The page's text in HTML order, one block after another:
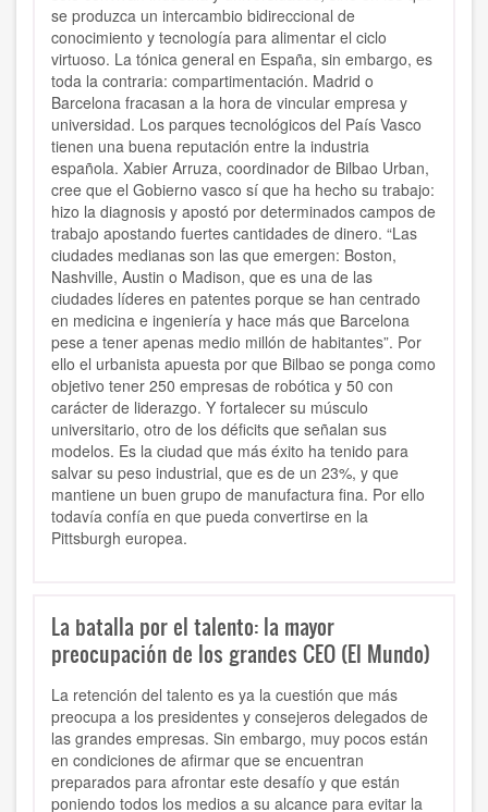
se produzca un intercambio bidireccional de
conocimiento y tecnología para alimentar el ciclo
virtuoso. La tónica general en España, sin embargo, es
toda la contraria: compartimentación. Madrid o
Barcelona fracasan a la hora de vincular empresa y
universidad. Los parques tecnológicos del País Vasco
tienen una buena reputación entre la industria
española. Xabier Arruza, coordinador de Bilbao Urban,
cree que el Gobierno vasco sí que ha hecho su trabajo:
hizo la diagnosis y apostó por determinados campos de
trabajo apostando fuertes cantidades de dinero. “Las
ciudades medianas son las que emergen: Boston,
Nashville, Austin o Madison, que es una de las
ciudades líderes en patentes porque se han centrado
en medicina e ingeniería y hace más que Barcelona
pese a tener apenas medio millón de habitantes”. Por
ello el urbanista apuesta por que Bilbao se ponga como
objetivo tener 250 empresas de robótica y 50 con
carácter de liderazgo. Y fortalecer su músculo
universitario, otro de los déficits que señalan sus
modelos. Es la ciudad que más éxito ha tenido para
salvar su peso industrial, que es de un 23%, y que
mantiene un buen grupo de manufactura fina. Por ello
todavía confía en que pueda convertirse en la
Pittsburgh europea.
La batalla por el talento: la mayor
preocupación de los grandes CEO (El Mundo)
La retención del talento es ya la cuestión que más
preocupa a los presidentes y consejeros delegados de
las grandes empresas. Sin embargo, muy pocos están
en condiciones de afirmar que se encuentran
preparados para afrontar este desafío y que están
poniendo todos los medios a su alcance para evitar la